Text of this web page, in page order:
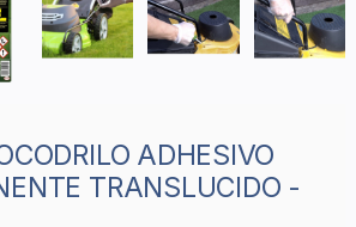
TRANSLUCIDO -